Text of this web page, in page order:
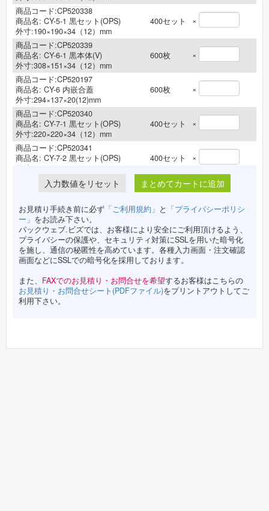
商品コード:CP520338
商品名: CY-5-1 黒セット(OPS)
外寸:190×190×34（12）mm
400セット ×
商品コード:CP520339
商品名: CY-6-1 黒本体(V)
外寸:308×151×34（12）mm
600枚 ×
商品コード:CP520197
商品名: CY-6 内嵌合蓋
外寸:294×137×20(12)mm
600枚 ×
商品コード:CP520340
商品名: CY-7-1 黒セット(OPS)
外寸:220×220×34（12）mm
400セット ×
商品コード:CP520341
商品名: CY-7-2 黒セット(OPS)
外寸:220×220×34（12）mm
400セット ×
商品コード:CP520342
商品名:CY-7-3 黒セット(OPS)
400セット ×
商品コード:CP520343
商品名:CY-7-4 黒セット(OPS)
外寸:220×220×34（12）mm
400セット ×
まとめてカートに追加
お見積り手続き前に必ず 「ご利用規約」 と 「プライバシーポリシ
ー」 をお読み下さい。
パックウェブ.ビズでは、お客様により安全にご利用頂けるよう、
プライバシーの保護や、セキュリティ対策にSSLを用いた暗号化
を施し、通信の秘匿性を高めています。各種入力画面・注文確認
画面などにSSLでの暗号化を採用しております。
また、 FAXでのお見積り・お問合せを希望するお客様はこちらの
お見積り・お問合せシート(PDFファイル)をプリントアウトしてご
利用下さい。